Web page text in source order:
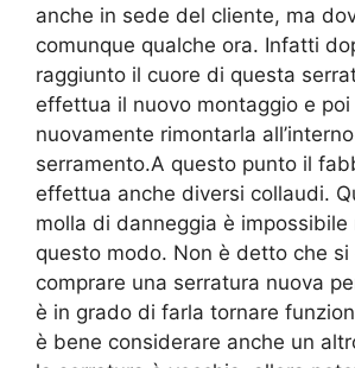
anche in sede del cliente, ma
comunque qualche ora. Infatti
raggiunto il cuore di questa
effettua il nuovo montaggio e poi
nuovamente rimontarla
serramento.A questo punto il
effettua anche diversi collaudi.
molla di danneggia è impossibile
questo modo. Non è detto che si
comprare una serratura nuova
è in grado di farla tornare
è bene considerare anche un